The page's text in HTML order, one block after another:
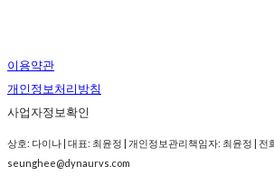
이용약관
개인정보처리방침
사업자정보확인
상호: 다이나 | 대표: 최윤정 | 개인정보관리책임자: 최윤정 | 전
seunghee@dynaurvs.com